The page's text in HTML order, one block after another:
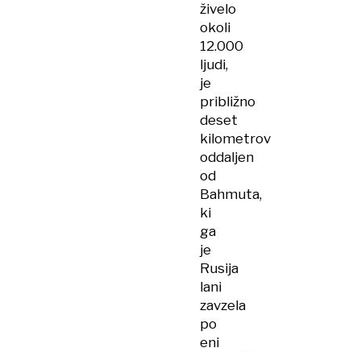
živelo
okoli
12.000
ljudi,
je
približno
deset
kilometrov
oddaljen
od
Bahmuta,
ki
ga
je
Rusija
lani
zavzela
po
eni